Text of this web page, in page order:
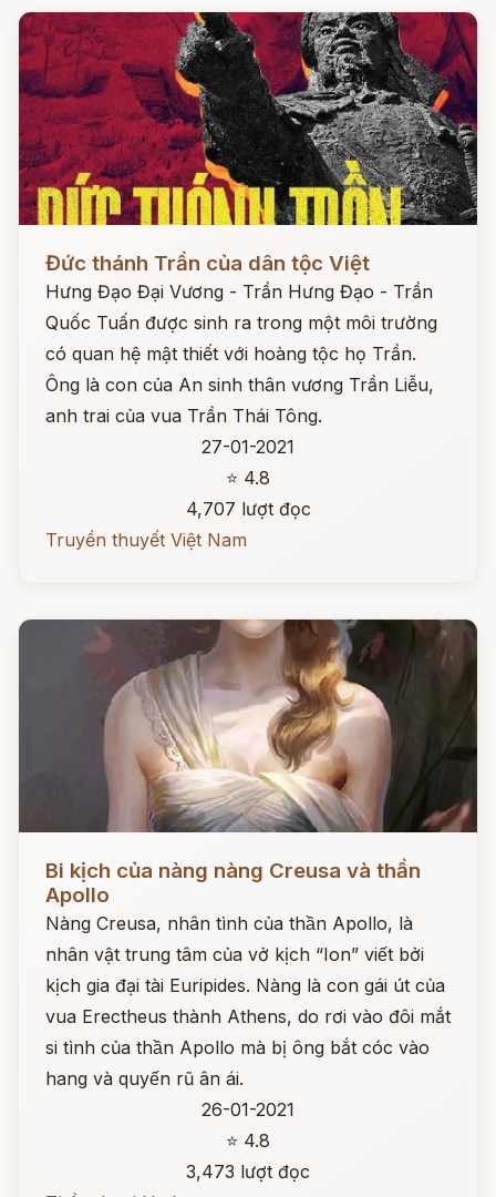
Đức thánh Trần của dân tộc Việt
Hưng Đạo Đại Vương - Trần Hưng Đạo - Trần
Quốc Tuấn được sinh ra trong một môi trường
có quan hệ mật thiết với hoàng tộc họ Trần.
Ông là con của An sinh thân vương Trần Liễu,
anh trai của vua Trần Thái Tông.
27-01-2021
⭐ 4.8
4,707 lượt đọc
Truyền thuyết Việt Nam
Bi kịch của nàng nàng Creusa và thần
Apollo
Nàng Creusa, nhân tình của thần Apollo, là
nhân vật trung tâm của vở kịch “Ion” viết bởi
kịch gia đại tài Euripides. Nàng là con gái út của
vua Erectheus thành Athens, do rơi vào đôi mắt
si tình của thần Apollo mà bị ông bắt cóc vào
hang và quyến rũ ân ái.
26-01-2021
⭐ 4.8
3,473 lượt đọc